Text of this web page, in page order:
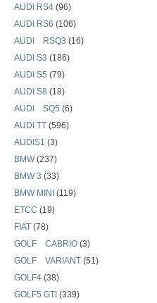
AUDI RS4 (96)
AUDI RS6 (106)
AUDI RSQ3 (16)
AUDI S3 (186)
AUDI S5 (79)
AUDI S8 (18)
AUDI SQ5 (6)
AUDI TT (596)
AUDIS1 (3)
BMW(237)
BMW 3 (33)
BMW MINI (119)
ETCC (19)
FIAT (78)
GOLF CABRIO (3)
GOLF VARIANT (51)
GOLF4 (38)
GOLF5 GTI (339)